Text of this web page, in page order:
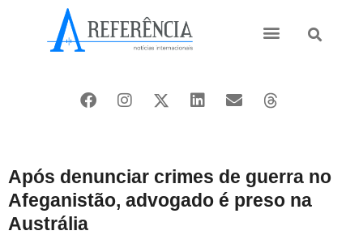
Após denunciar crimes de guerra no
Afeganistão, advogado é preso na
Austrália